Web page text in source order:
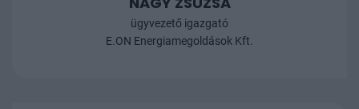
ügyvezető igazgató
E.ON Energiamegoldások Kft.